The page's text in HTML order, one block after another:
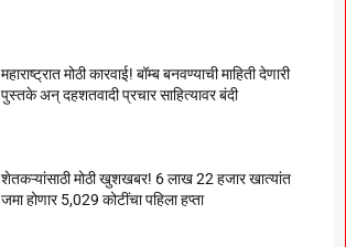
महाराष्ट्रात मोठी कारवाई! बॉम्ब बनवण्याची माहिती देणारी
पुस्तके अन् दहशतवादी प्रचार साहित्यावर बंदी
शेतकऱ्यांसाठी मोठी खुशखबर! 6 लाख 22 हजार खात्यांत
जमा होणार 5,029 कोटींचा पहिला हप्ता